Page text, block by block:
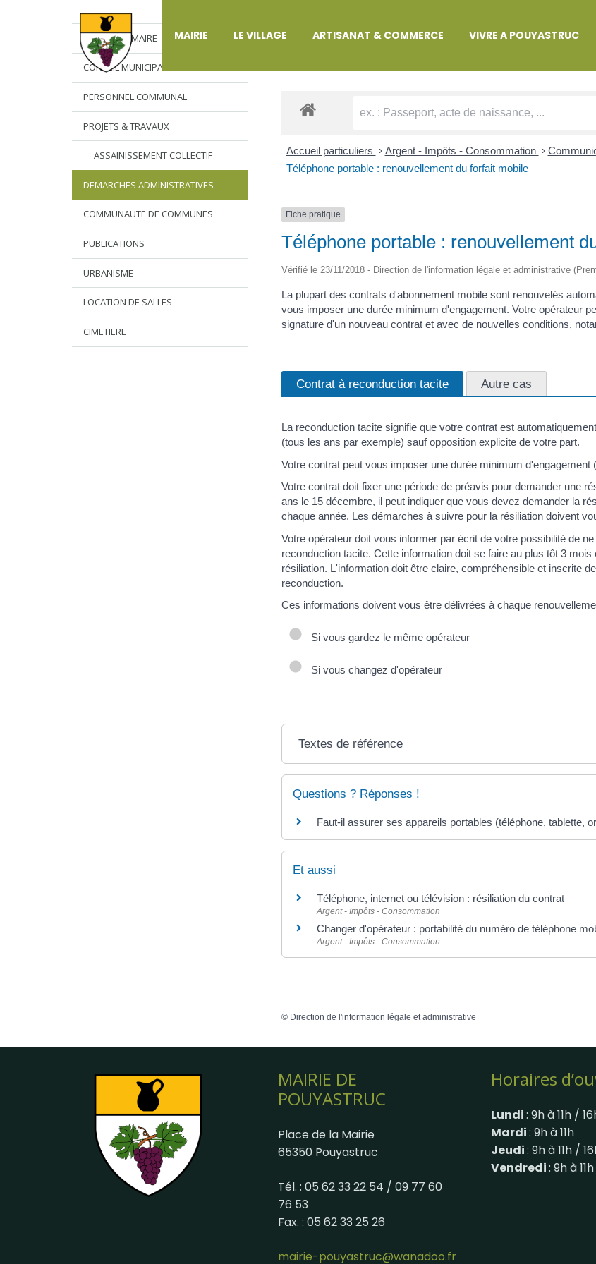
MAIRIE LE VILLAGE ARTISANAT & COMMERCE VIVRE A POUYASTRUC
L’EDITO DU MAIRE
CONSEIL MUNICIPAL
PERSONNEL COMMUNAL
PROJETS & TRAVAUX
ASSAINISSEMENT COLLECTIF
DEMARCHES ADMINISTRATIVES
COMMUNAUTE DE COMMUNES
PUBLICATIONS
URBANISME
LOCATION DE SALLES
CIMETIERE
DÉMARCHES
Accueil particuliers > Argent - Impôts - Consommation >
Téléphone portable : renouvellement du forfait mobile
Fiche pratique
Téléphone portable : renouvellement
Vérifié le 23/11/2018 - Direction de l'information légale et administrative
La plupart des contrats d'abonnement mobile sont renouvelés
vous imposer une durée minimum d'engagement. Votre opérateur
signature d'un nouveau contrat et avec de nouvelles conditions,
Contrat à reconduction tacite Autre cas
La reconduction tacite signifie que votre contrat est
(tous les ans par exemple) sauf opposition explicite de votre part.
Votre contrat peut vous imposer une durée minimum d'engagement
Votre contrat doit fixer une période de préavis pour demander une
ans le 15 décembre, il peut indiquer que vous devez demander la
chaque année. Les démarches à suivre pour la résiliation doivent
Votre opérateur doit vous informer par écrit de votre possibilité de
reconduction tacite. Cette information doit se faire au plus tôt 3
résiliation. L'information doit être claire, compréhensible et inscrite
reconduction.
Ces informations doivent vous être délivrées à chaque
Si vous gardez le même opérateur
Si vous changez d'opérateur
Textes de référence
Questions ? Réponses !
Faut-il assurer ses appareils portables (téléphone, tablette,
Et aussi
Téléphone, internet ou télévision : résiliation du contrat
Argent - Impôts - Consommation
Changer d'opérateur : portabilité du numéro de téléphone
Argent - Impôts - Consommation
© Direction de l'information légale et administrative
MAIRIE DE
POUYASTRUC
Place de la Mairie
65350 Pouyastruc
Tél. : 05 62 33 22 54 / 09 77 60
76 53
Fax. : 05 62 33 25 26
mairie-pouyastruc@wanadoo.fr
Horaires
Lundi: 9h à 11h /
Mardi: 9h à 11h
Jeudi: 9h à 11h /
Vendredi: 9h à 11h